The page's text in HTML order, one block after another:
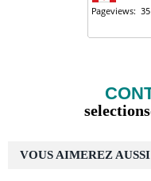
VOUS AIMEREZ